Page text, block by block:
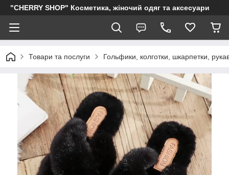
"CHERRY SHOP" Косметика, жіночий одяг та аксесуари
Товари та послуги Гольфики, колготки, шкарпетки,